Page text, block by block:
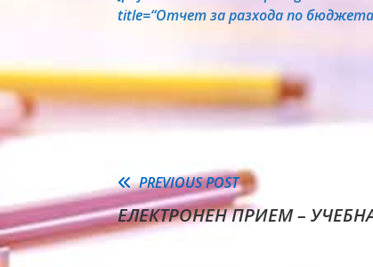
title=“Отчет за разхода по бюджета
Read
more
PREVIOUS POST
ЕЛЕКТРОНЕН ПРИЕМ – УЧЕБНА